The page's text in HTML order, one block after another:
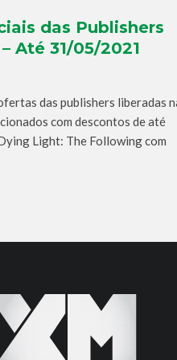
das Publishers
Até 31/05/2021
das publishers liberadas
com descontos de até
Light: The Following com